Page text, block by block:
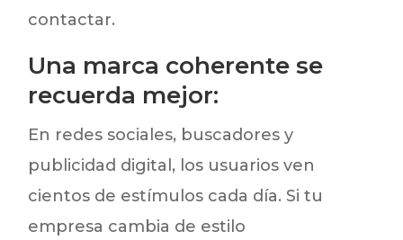
contactar.
Una marca coherente se
recuerda mejor:
En redes sociales, buscadores y
publicidad digital, los usuarios ven
cientos de estímulos cada día. Si tu
empresa cambia de estilo